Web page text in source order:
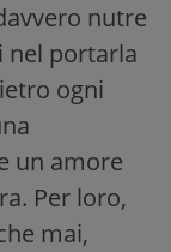
nutre
nel portarla
ogni
un amore
Per loro,
mai,